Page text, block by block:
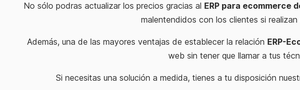
No sólo podras actualizar los precios gracias al ERP para ecommerce
malentendidos con los clientes si
Además, una de las mayores ventajas de establecer la relación ERP-
web sin tener que llamar a tus
Si necesitas una solución a medida, tienes a tu disposición